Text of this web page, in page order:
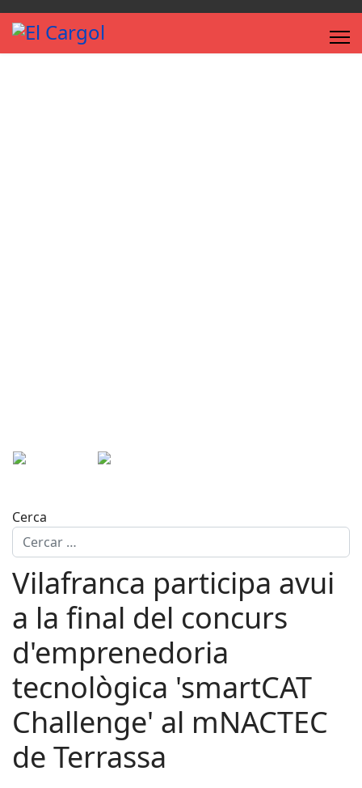
Cerca
Vilafranca participa avui
a la final del concurs
d'emprenedoria
tecnològica 'smartCAT
Challenge' al mNACTEC
de Terrassa